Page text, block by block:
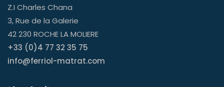
Z.I Charles Chana
3, Rue de la Galerie
42 230 ROCHE LA MOLIERE
+33 (0)4 77 32 35 75
info@ferriol-matrat.com